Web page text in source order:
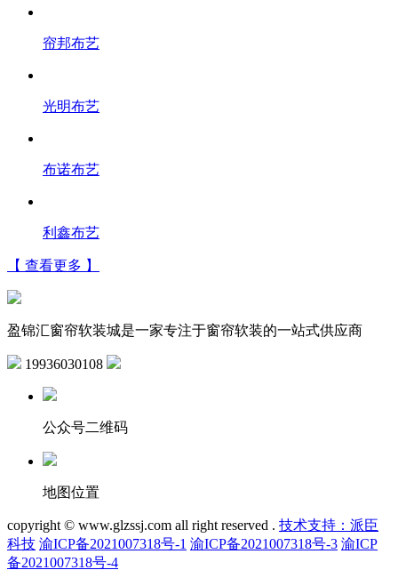
帘邦布艺
光明布艺
布诺布艺
利鑫布艺
【 查看更多 】
盈锦汇窗帘软装城是一家专注于窗帘软装的一站式供应商
19936030108
公众号二维码
地图位置
copyright © www.glzssj.com all right reserved . 技术支持：派臣
科技 渝ICP备2021007318号-1 渝ICP备2021007318号-3 渝ICP
备2021007318号-4